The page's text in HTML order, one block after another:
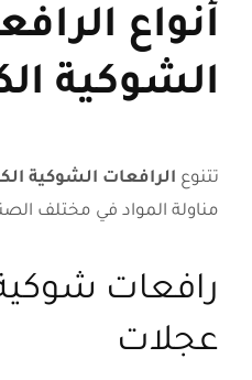
أنواع
الشوكية
تتنوع الرافعات الشوكية
مناولة المواد في مختلف
رافعات
عجلات